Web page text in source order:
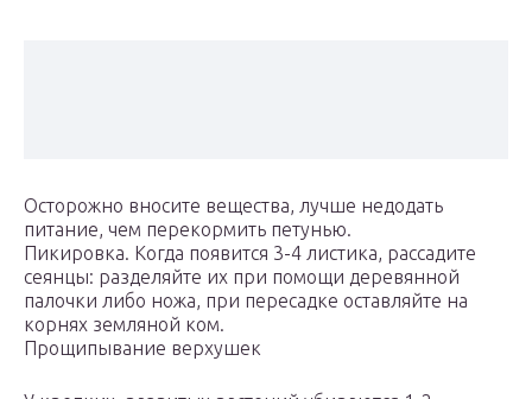
Осторожно вносите вещества, лучше недодать
питание, чем перекормить петунью.
Пикировка. Когда появится 3-4 листика, рассадите
сеянцы: разделяйте их при помощи деревянной
палочки либо ножа, при пересадке оставляйте на
корнях земляной ком.
Прощипывание верхушек